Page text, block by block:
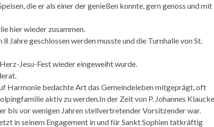
die er als einer der genießen konnte, gern genoss und mit
hier wieder zusammen.
geschlossen werden musste und die Turnhalle von St.
Jesu-Fest wieder eingeweiht wurde.
Harmonie bedachte Art das Gemeindeleben mitgeprägt, oft
aktiv zu werden.In der Zeit von P. Johannes Klaucke
bis vor wenigen Jahren stellvertretender Vorsitzender war.
in seinem Engagement in und für Sankt Sophien tatkräftig